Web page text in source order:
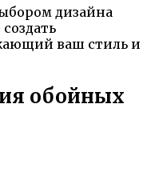
дизайна
ваш стиль и
обойных